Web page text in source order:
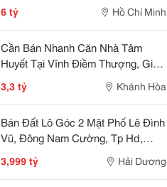
6 tỷ Hồ Chí Minh
Cần Bán Nhanh Căn Nhà Tâm
Huyết Tại Vĩnh Điềm Thượng, Giá
3,3 tỷ Khánh Hòa
Bán Đất Lô Góc 2 Mặt Phố Lê Đình
Vũ, Đông Nam Cường, Tp Hd,
57.25M2, Đường 13.5M, 3.X Tỷ
3,999 tỷ Hải Dương